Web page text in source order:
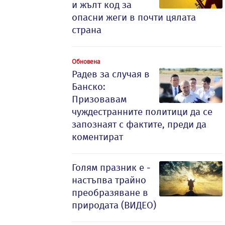
и жълт код за
опасни жеги в почти цялата
страна
Обновена
Радев за случая в
Банско:
Призовавам
чуждестранните политици да се
запознаят с фактите, преди да
коментират
Голям празник е -
настъпва трайно
преобразяване в
природата (ВИДЕО)